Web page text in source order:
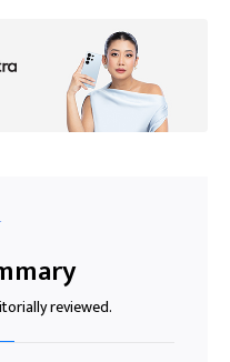
reviewed.